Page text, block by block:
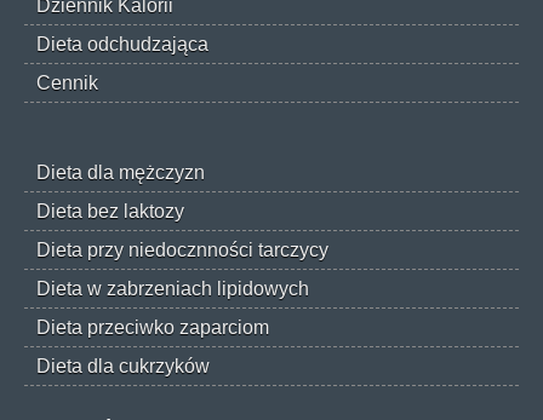
Dziennik Kalorii
Dieta odchudzająca
Cennik
Dieta dla mężczyzn
Dieta bez laktozy
Dieta przy niedocznności tarczycy
Dieta w zabrzeniach lipidowych
Dieta przeciwko zaparciom
Dieta dla cukrzyków